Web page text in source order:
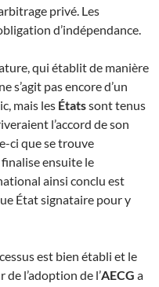
privé. Les
d’indépendance.
qui établit de manière
s’agit pas encore d’un
mais les Étatssont tenus
l’accord de son
ci que se trouve
ensuite le
ainsi conclu est
État signataire pour y
est bien établi et le
l’adoption de l’AECG a